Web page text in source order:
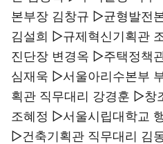
본부장 김창규 ▷균형발전
김설희 ▷규제혁신기획관
진단장 변경옥 ▷주택정책
심재욱 ▷서울아리수본부
획관 직무대리 강경훈 ▷창
조혜정 ▷서울시립대학교
▷건축기획관 직무대리 김